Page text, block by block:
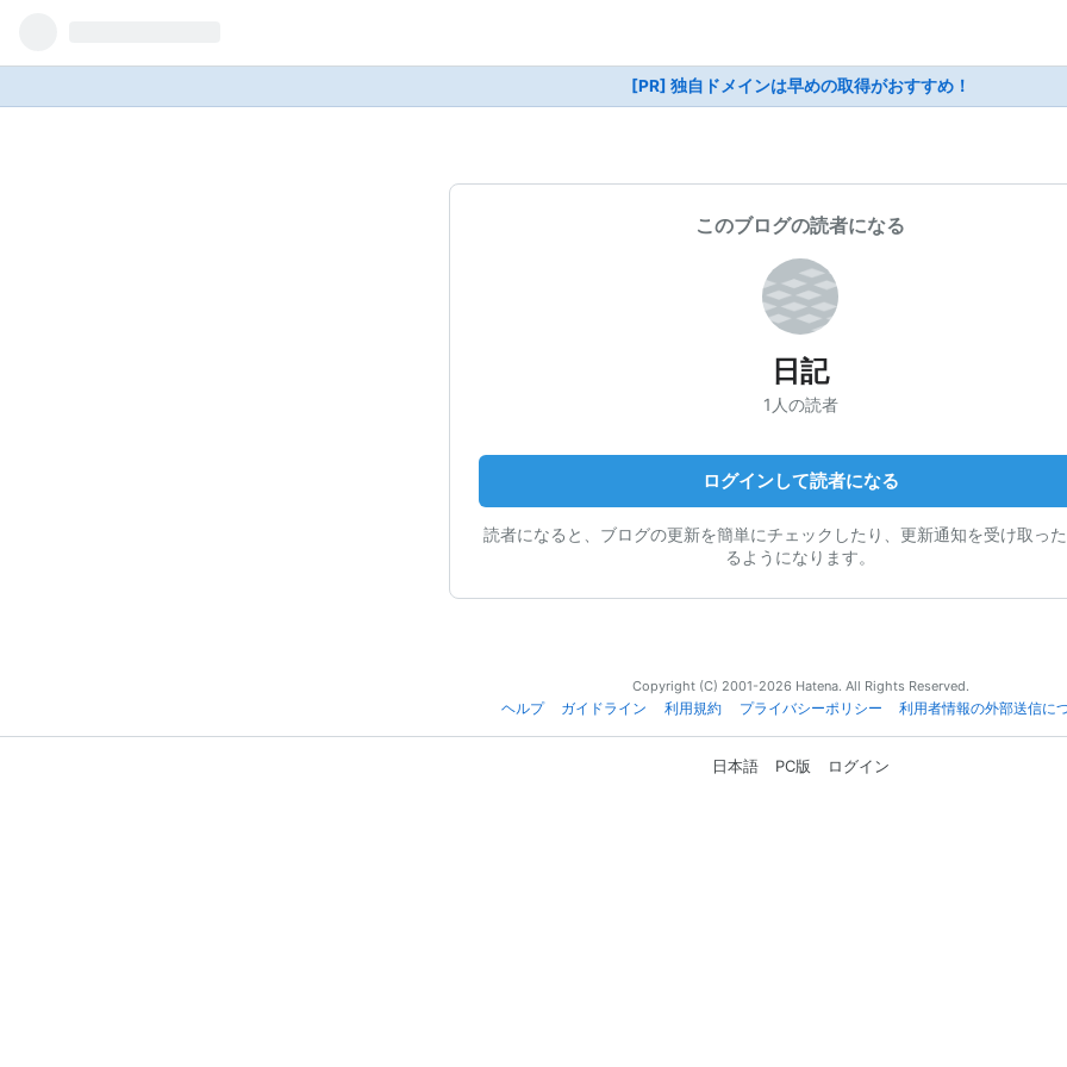
[PR] 独自ドメインは早めの取得がおすすめ！
このブログの読者になる
日記
1人の読者
ログインして読者になる
読者になると、ブログの更新を簡単にチェックしたり、更新通知を受け取っ
るようになります。
Copyright (C) 2001-2026 Hatena. All Rights Reserved.
ヘルプ
ガイドライン 利用規約 プライバシーポリシー 利用者情報の外部送信に
日本語 PC版 ログイン